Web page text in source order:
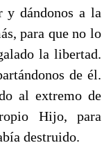
y dándonos a la
para que no lo
la libertad.
de él.
al extremo de
Hijo, para
destruido.